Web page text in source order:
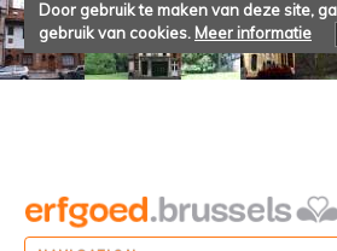
Door gebruik te maken van deze site,
gebruik van cookies. Meer informatie